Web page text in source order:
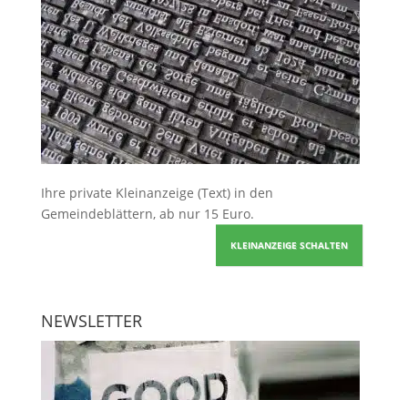
Ihre private Kleinanzeige (Text) in den
Gemeindeblättern, ab nur 15 Euro.
KLEINANZEIGE SCHALTEN
NEWSLETTER